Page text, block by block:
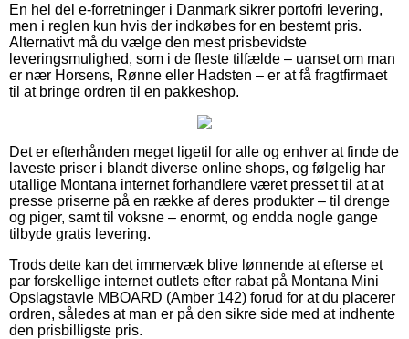
En hel del e-forretninger i Danmark sikrer portofri levering,
men i reglen kun hvis der indkøbes for en bestemt pris.
Alternativt må du vælge den mest prisbevidste
leveringsmulighed, som i de fleste tilfælde – uanset om man
er nær Horsens, Rønne eller Hadsten – er at få fragtfirmaet
til at bringe ordren til en pakkeshop.
Det er efterhånden meget ligetil for alle og enhver at finde de
laveste priser i blandt diverse online shops, og følgelig har
utallige Montana internet forhandlere været presset til at at
presse priserne på en række af deres produkter – til drenge
og piger, samt til voksne – enormt, og endda nogle gange
tilbyde gratis levering.
Trods dette kan det immervæk blive lønnende at efterse et
par forskellige internet outlets efter rabat på Montana Mini
Opslagstavle MBOARD (Amber 142) forud for at du placerer
ordren, således at man er på den sikre side med at indhente
den prisbilligste pris.